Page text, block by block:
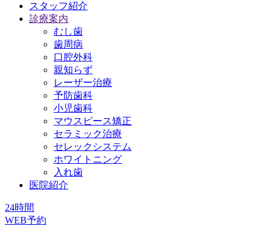
スタッフ紹介
診療案内
むし歯
歯周病
口腔外科
親知らず
レーザー治療
予防歯科
小児歯科
マウスピース矯正
セラミック治療
セレックシステム
ホワイトニング
入れ歯
医院紹介
24時間
WEB予約